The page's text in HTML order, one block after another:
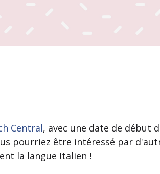
Central, avec une date de début
pourriez être intéressé par
la langue Italien !